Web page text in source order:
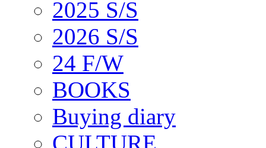
2025 S/S
2026 S/S
24 F/W
BOOKS
Buying diary
CULTURE